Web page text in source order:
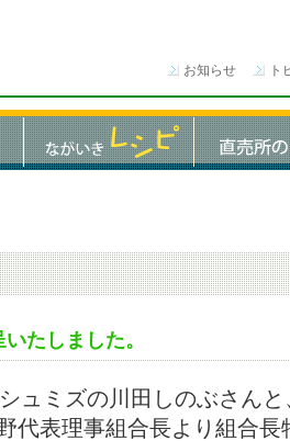
お知らせ ト
たしました。
ュミズの川田しのぶさん
代表理事組合長より組合